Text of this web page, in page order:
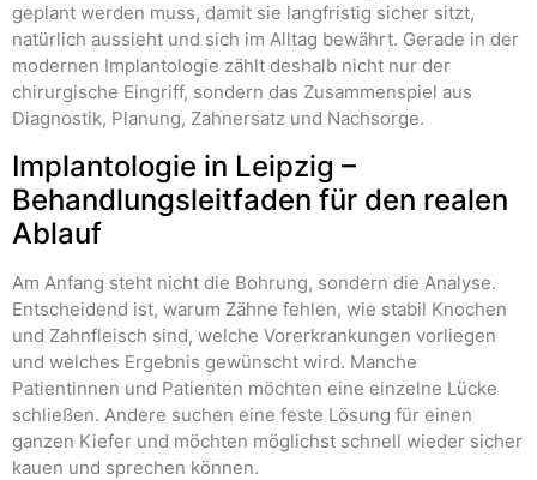
geplant werden muss, damit sie langfristig sicher sitzt,
natürlich aussieht und sich im Alltag bewährt. Gerade in der
modernen Implantologie zählt deshalb nicht nur der
chirurgische Eingriff, sondern das Zusammenspiel aus
Diagnostik, Planung, Zahnersatz und Nachsorge.
Implantologie in Leipzig –
Behandlungsleitfaden für den realen
Ablauf
Am Anfang steht nicht die Bohrung, sondern die Analyse.
Entscheidend ist, warum Zähne fehlen, wie stabil Knochen
und Zahnfleisch sind, welche Vorerkrankungen vorliegen
und welches Ergebnis gewünscht wird. Manche
Patientinnen und Patienten möchten eine einzelne Lücke
schließen. Andere suchen eine feste Lösung für einen
ganzen Kiefer und möchten möglichst schnell wieder sicher
kauen und sprechen können.